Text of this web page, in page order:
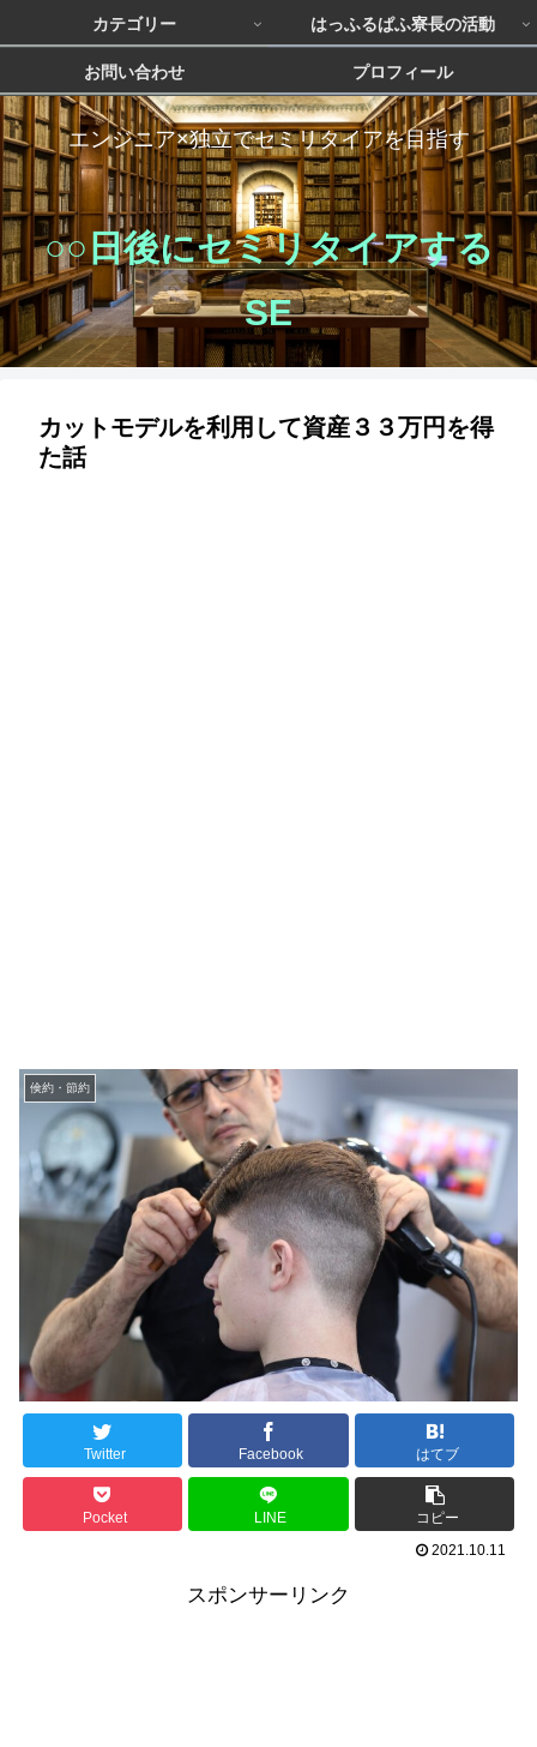
エンジニア×独立でセミリタイアを目指す
○○日後にセミリタイアする
SE
カテゴリー はっふるぱふ寮長の活動
お問い合わせ プロフィール
カットモデルを利用して資産３３万円を得
た話
倹約・節約
Twitter Facebook はてブ
Pocket LINE
コピー
2021.10.11
スポンサーリンク